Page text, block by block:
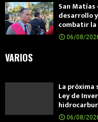
San
desarrollo
combatir
06/08/
VARIOS
La próxima
Ley de
06/08/